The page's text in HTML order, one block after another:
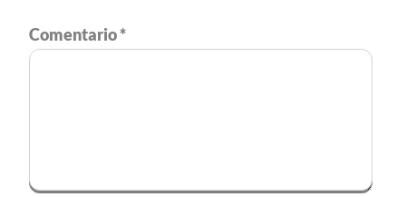
Comentario*